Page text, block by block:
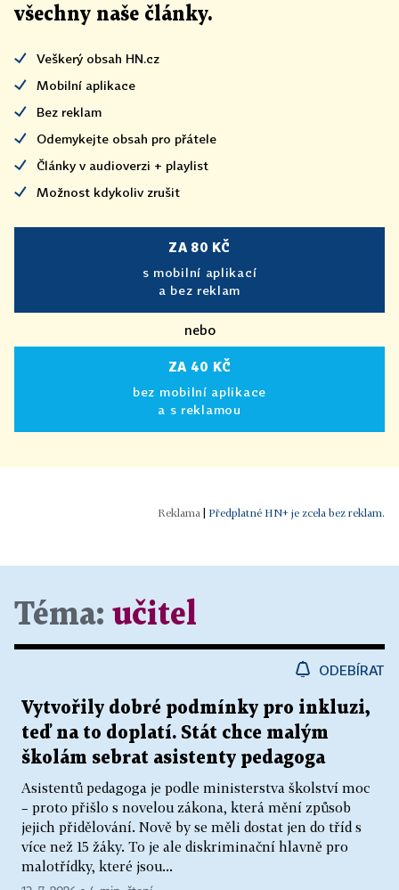
všechny naše články.
Veškerý obsah HN.cz
Mobilní aplikace
Bez reklam
Odemykejte obsah pro přátele
Články v audioverzi + playlist
Možnost kdykoliv zrušit
ZA 80 KČ
s mobilní aplikací
a bez reklam
nebo
ZA 40 KČ
bez mobilní aplikace
a s reklamou
| Předplatné HN+ je zcela bez reklam.
Téma: učitel
ODEBÍRAT
Vytvořily dobré podmínky pro inkluzi,
teď na to doplatí. Stát chce malým
školám sebrat asistenty pedagoga
Asistentů pedagoga je podle ministerstva školství moc
– proto přišlo s novelou zákona, která mění způsob
jejich přidělování. Nově by se měli dostat jen do tříd s
více než 15 žáky. To je ale diskriminační hlavně pro
malotřídky, které jsou...